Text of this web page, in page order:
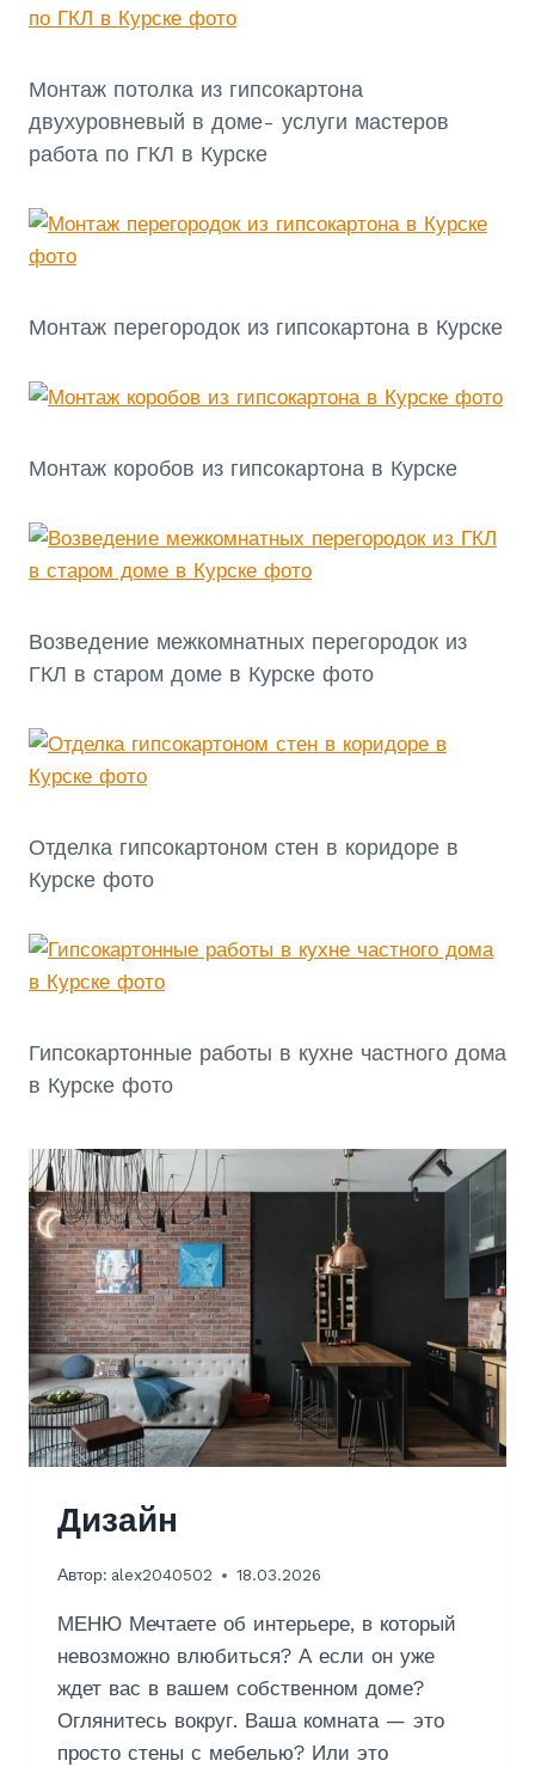
Монтаж потолка из гипсокартона
двухуровневый в доме- услуги мастеров
работа по ГКЛ в Курске
Монтаж перегородок из гипсокартона в Курске
Монтаж коробов из гипсокартона в Курске
Возведение межкомнатных перегородок из
ГКЛ в старом доме в Курске фото
Отделка гипсокартоном стен в коридоре в
Курске фото
Гипсокартонные работы в кухне частного дома
в Курске фото
Дизайн
Автор: alex2040502 18.03.2026
МЕНЮ Мечтаете об интерьере, в который
невозможно влюбиться? А если он уже
ждет вас в вашем собственном доме?
Оглянитесь вокруг. Ваша комната — это
просто стены с мебелью? Или это